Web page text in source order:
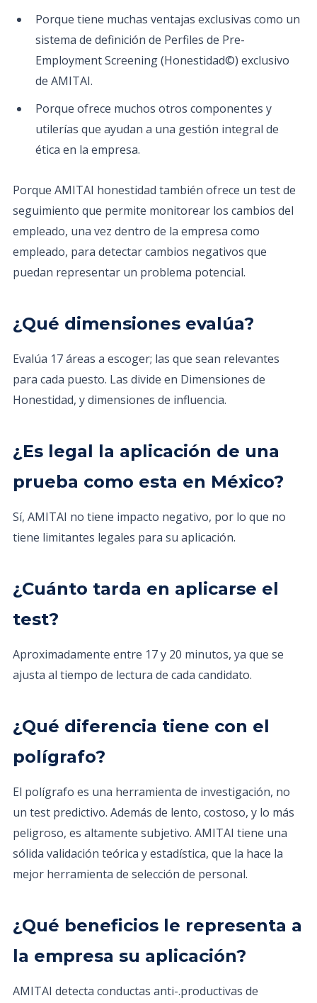
Porque tiene muchas ventajas exclusivas como un
sistema de definición de Perfiles de Pre-
Employment Screening (Honestidad©) exclusivo
de AMITAI.
Porque ofrece muchos otros componentes y
utilerías que ayudan a una gestión integral de
ética en la empresa.
Porque AMITAI honestidad también ofrece un test de
seguimiento que permite monitorear los cambios del
empleado, una vez dentro de la empresa como
empleado, para detectar cambios negativos que
puedan representar un problema potencial.
¿Qué dimensiones evalúa?
Evalúa 17 áreas a escoger; las que sean relevantes
para cada puesto. Las divide en Dimensiones de
Honestidad, y dimensiones de influencia.
¿Es legal la aplicación de una
prueba como esta en México?
Sí, AMITAI no tiene impacto negativo, por lo que no
tiene limitantes legales para su aplicación.
¿Cuánto tarda en aplicarse el
test?
Aproximadamente entre 17 y 20 minutos, ya que se
ajusta al tiempo de lectura de cada candidato.
¿Qué diferencia tiene con el
polígrafo?
El polígrafo es una herramienta de investigación, no
un test predictivo. Además de lento, costoso, y lo más
peligroso, es altamente subjetivo. AMITAI tiene una
sólida validación teórica y estadística, que la hace la
mejor herramienta de selección de personal.
¿Qué beneficios le representa a
la empresa su aplicación?
AMITAI detecta conductas anti-.productivas de